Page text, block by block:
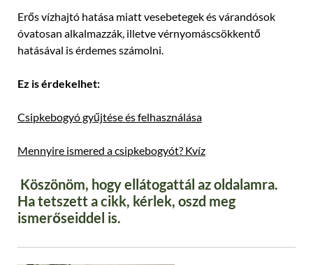
Erős vízhajtó hatása miatt vesebetegek és várandósok
óvatosan alkalmazzák, illetve vérnyomáscsökkentő
hatásával is érdemes számolni.
Ez is érdekelhet:
Csipkebogyó gyűjtése és felhasználása
Mennyire ismered a csipkebogyót? Kvíz
Köszönöm, hogy ellátogattál az oldalamra.
Ha tetszett a cikk, kérlek, oszd meg
ismerőseiddel is.